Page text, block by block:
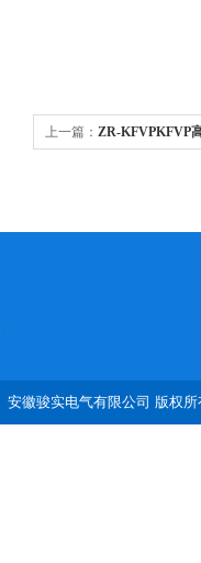
上一篇： ZR-KFVPKFVP
安徽骏实电气有限公司 版权